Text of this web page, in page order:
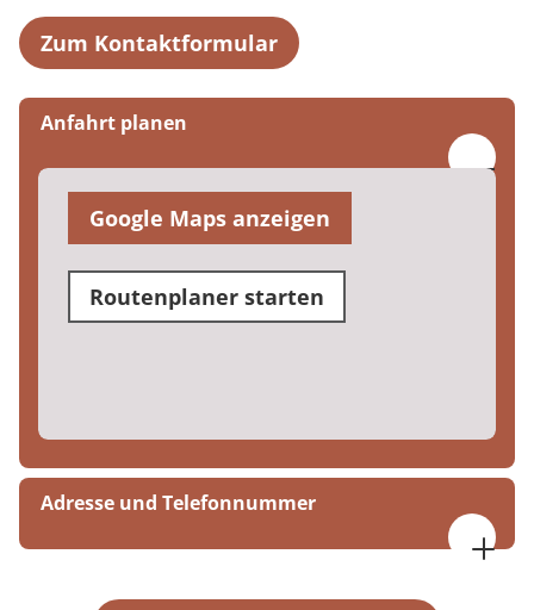
Zum Kontaktformular
Anfahrt planen
Google Maps anzeigen
Routenplaner starten
Adresse und Telefonnummer